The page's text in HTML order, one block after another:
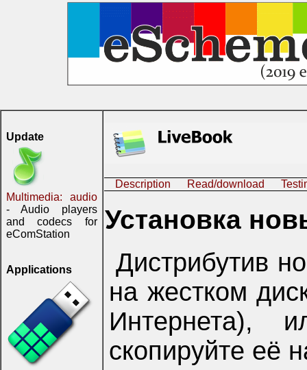
Update
Multimedia: audio
- Audio players
and codecs for
eComStation
Applications
Description Read/download
Установка
Дистрибутив
на жестком
Интернета),
скопируйте её